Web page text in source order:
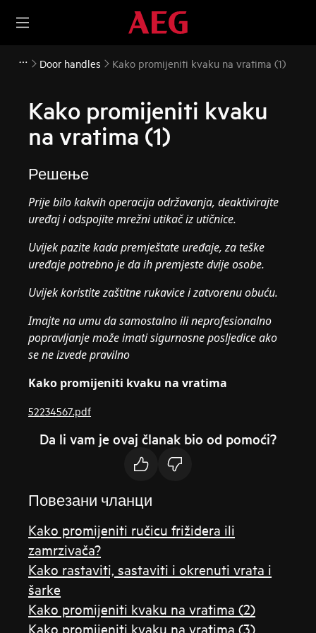
Door handles Kako promijeniti kvaku na vratima (1)
Kako promijeniti kvaku
na vratima (1)
Решење
Prije bilo kakvih operacija održavanja, deaktivirajte
uređaj i odspojite mrežni utikač iz utičnice.
Uvijek pazite kada premještate uređaje, za teške
uređaje potrebno je da ih premjeste dvije osobe.
Uvijek koristite zaštitne rukavice i zatvorenu obuću.
Imajte na umu da samostalno ili neprofesionalno
popravljanje može imati sigurnosne posljedice ako
se ne izvede pravilno
Kako promijeniti kvaku na vratima
52234567.pdf
Da li vam je ovaj članak bio od pomoći?
Повезани чланци
Kako promijeniti ručicu frižidera ili
zamrzivača?
Kako rastaviti, sastaviti i okrenuti vrata i
šarke
Kako promijeniti kvaku na vratima (2)
Kako promijeniti kvaku na vratima (3)